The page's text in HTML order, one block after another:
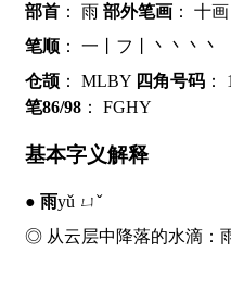
部首 ： 雨 部外笔画 ： 十画
笔顺 ： 一丨フ丨丶丶丶丶
仓颉 ： MLBY 四角号码 ：
笔86/98 ： FGHY
基本字义解释
雨yǔ ㄩˇ
◎ 从云层中降落的水滴：